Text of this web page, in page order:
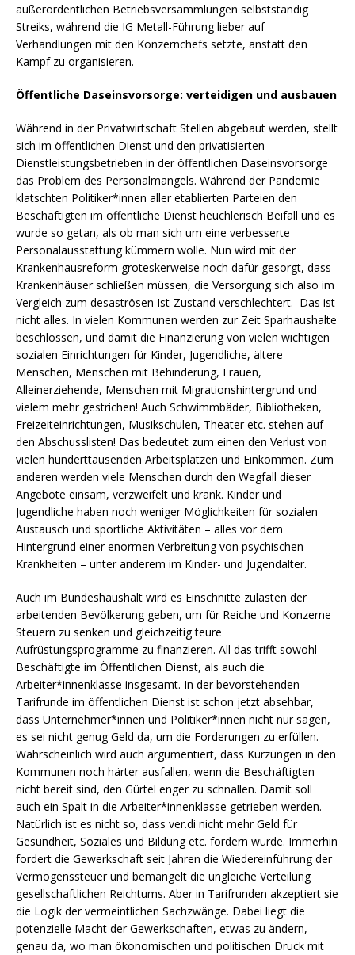
außerordentlichen Betriebsversammlungen selbstständig
Streiks, während die IG Metall-Führung lieber auf
Verhandlungen mit den Konzernchefs setzte, anstatt den
Kampf zu organisieren.
Öffentliche Daseinsvorsorge: verteidigen und ausbauen
Während in der Privatwirtschaft Stellen abgebaut werden, stellt
sich im öffentlichen Dienst und den privatisierten
Dienstleistungsbetrieben in der öffentlichen Daseinsvorsorge
das Problem des Personalmangels. Während der Pandemie
klatschten Politiker*innen aller etablierten Parteien den
Beschäftigten im öffentliche Dienst heuchlerisch Beifall und es
wurde so getan, als ob man sich um eine verbesserte
Personalausstattung kümmern wolle. Nun wird mit der
Krankenhausreform groteskerweise noch dafür gesorgt, dass
Krankenhäuser schließen müssen, die Versorgung sich also im
Vergleich zum desaströsen Ist-Zustand verschlechtert. Das ist
nicht alles. In vielen Kommunen werden zur Zeit Sparhaushalte
beschlossen, und damit die Finanzierung von vielen wichtigen
sozialen Einrichtungen für Kinder, Jugendliche, ältere
Menschen, Menschen mit Behinderung, Frauen,
Alleinerziehende, Menschen mit Migrationshintergrund und
vielem mehr gestrichen! Auch Schwimmbäder, Bibliotheken,
Freizeiteinrichtungen, Musikschulen, Theater etc. stehen auf
den Abschusslisten! Das bedeutet zum einen den Verlust von
vielen hunderttausenden Arbeitsplätzen und Einkommen. Zum
anderen werden viele Menschen durch den Wegfall dieser
Angebote einsam, verzweifelt und krank. Kinder und
Jugendliche haben noch weniger Möglichkeiten für sozialen
Austausch und sportliche Aktivitäten – alles vor dem
Hintergrund einer enormen Verbreitung von psychischen
Krankheiten – unter anderem im Kinder- und Jugendalter.
Auch im Bundeshaushalt wird es Einschnitte zulasten der
arbeitenden Bevölkerung geben, um für Reiche und Konzerne
Steuern zu senken und gleichzeitig teure
Aufrüstungsprogramme zu finanzieren. All das trifft sowohl
Beschäftigte im Öffentlichen Dienst, als auch die
Arbeiter*innenklasse insgesamt. In der bevorstehenden
Tarifrunde im öffentlichen Dienst ist schon jetzt absehbar,
dass Unternehmer*innen und Politiker*innen nicht nur sagen,
es sei nicht genug Geld da, um die Forderungen zu erfüllen.
Wahrscheinlich wird auch argumentiert, dass Kürzungen in den
Kommunen noch härter ausfallen, wenn die Beschäftigten
nicht bereit sind, den Gürtel enger zu schnallen. Damit soll
auch ein Spalt in die Arbeiter*innenklasse getrieben werden.
Natürlich ist es nicht so, dass ver.di nicht mehr Geld für
Gesundheit, Soziales und Bildung etc. fordern würde. Immerhin
fordert die Gewerkschaft seit Jahren die Wiedereinführung der
Vermögenssteuer und bemängelt die ungleiche Verteilung
gesellschaftlichen Reichtums. Aber in Tarifrunden akzeptiert sie
die Logik der vermeintlichen Sachzwänge. Dabei liegt die
potenzielle Macht der Gewerkschaften, etwas zu ändern,
genau da, wo man ökonomischen und politischen Druck mit